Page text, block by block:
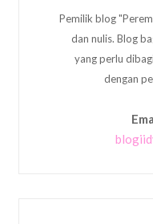
Pemilik blog
dan nulis. Blog
yang perlu
dengan